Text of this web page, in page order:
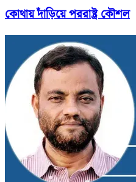
কোথায় দাঁড়িয়ে পররাষ্ট্র কৌশল